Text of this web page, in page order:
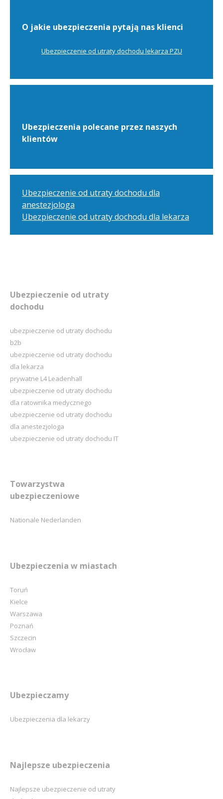
O jakie ubezpieczenia pytają nas klienci
Ubezpieczenie od utraty dochodu lekarza PZU
Ubezpieczenia polecane przez naszych
klientów
Ubezpieczenie od utraty dochodu dla
anestezjologa
Ubezpieczenie od utraty dochodu dla lekarza
Ubezpieczenie od utraty
dochodu
ubezpieczenie od utraty dochodu
b2b
ubezpieczenie od utraty dochodu
dla lekarza
prywatne L4 Leadenhall
ubezpieczenie od utraty dochodu
dla ratownika medycznego
ubezpieczenie od utraty dochodu
dla anestezjologa
ubezpieczenie od utraty dochodu IT
Towarzystwa
ubezpieczeniowe
Nationale Nederlanden
Ubezpieczenia w miastach
Toruń
Kielce
Warszawa
Poznań
Szczecin
Wrocław
Ubezpieczamy
Ubezpieczenia dla lekarzy
Najlepsze ubezpieczenia
Najlepsze ubezpieczenie od utraty